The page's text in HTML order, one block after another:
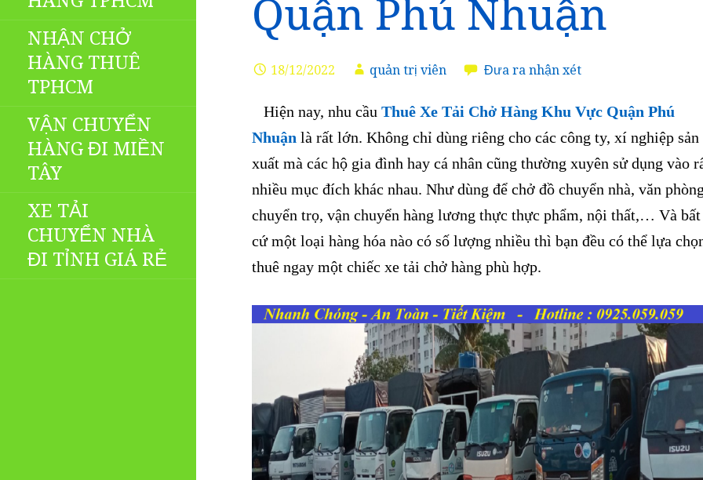
NHẬN CHỞ
HÀNG THUÊ
TPHCM
VẬN CHUYỂN
HÀNG ĐI MIỀN
TÂY
XE TẢI
CHUYỂN NHÀ
ĐI TỈNH GIÁ RẺ
Quận Phú Nhuận
18/12/2022 quản trị viên Đưa ra nhận xét
Hiện nay, nhu cầu Thuê Xe Tải Chở Hàng Khu Vực Quận Phú
Nhuận là rất lớn. Không chỉ dùng riêng cho các công ty, xí nghiệp sản
xuất mà các hộ gia đình hay cá nhân cũng thường xuyên sử dụng vào
nhiều mục đích khác nhau. Như dùng để chở đồ chuyển nhà, văn
chuyển trọ, vận chuyển hàng lương thực thực phẩm, nội thất,… Và bất
cứ một loại hàng hóa nào có số lượng nhiều thì bạn đều có thể lựa
thuê ngay một chiếc xe tải chở hàng phù hợp.